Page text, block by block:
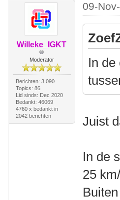
Willeke_IGKT
Moderator
Berichten: 3.090
Topics: 86
Lid sinds: Dec 2020
Bedankt: 46069
4760 x bedankt in
2042 berichten
09-
In
Juist
In de
25